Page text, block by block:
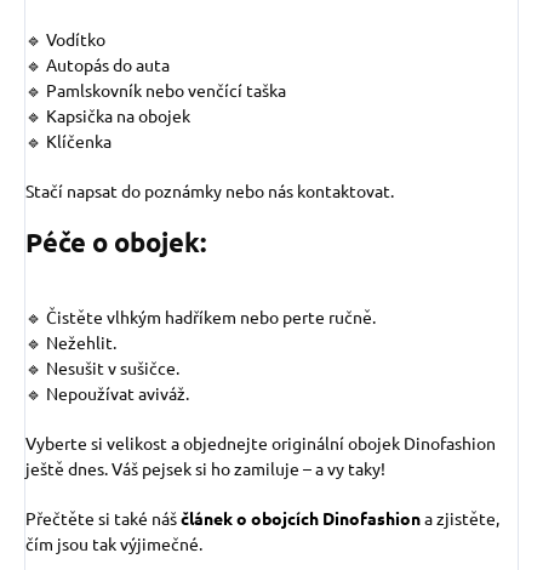
🔹 Vodítko
🔹 Autopás do auta
🔹 Pamlskovník nebo venčící taška
🔹 Kapsička na obojek
🔹 Klíčenka
Stačí napsat do poznámky nebo nás kontaktovat.
Péče o obojek:
🔹 Čistěte vlhkým hadříkem nebo perte ručně.
🔹 Nežehlit.
🔹 Nesušit v sušičce.
🔹 Nepoužívat aviváž.
Vyberte si velikost a objednejte originální obojek Dinofashion
ještě dnes. Váš pejsek si ho zamiluje – a vy taky!
Přečtěte si také náščlánek o obojcích Dinofashiona zjistěte,
čím jsou tak výjimečné.